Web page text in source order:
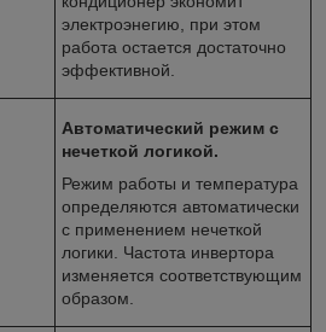
электроэнегию, при этом
работа остается достаточно
эффективной.
Автоматический режим с
нечеткой логикой.
Режим работы и температура
определяются автоматически
с применением нечеткой
логики. Частота инвертора
изменяется соответствующим
образом.